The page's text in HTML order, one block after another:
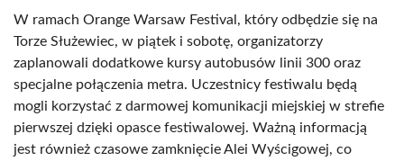
W ramach Orange Warsaw Festival, który odbędzie się na
Torze Służewiec, w piątek i sobotę, organizatorzy
zaplanowali dodatkowe kursy autobusów linii 300 oraz
specjalne połączenia metra. Uczestnicy festiwalu będą
mogli korzystać z darmowej komunikacji miejskiej w strefie
pierwszej dzięki opasce festiwalowej. Ważną informacją
jest również czasowe zamknięcie Alei Wyścigowej, co